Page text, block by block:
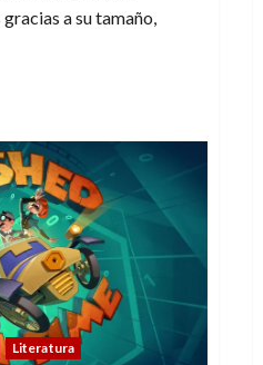
a su tamaño,
Literatura